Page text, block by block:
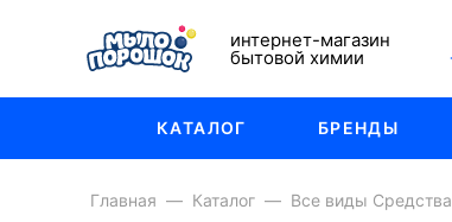
интернет-магазин
бытовой химии
КАТАЛОГ БРЕНДЫ
Главная Каталог Все виды